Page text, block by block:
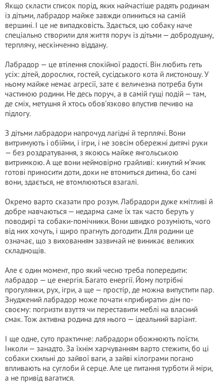
Якщо скласти список порід, яких найчастіше радять родинам
із дітьми, лабрадор майже завжди опиниться на самій
вершині. І це не випадковість. Здається, цю собаку наче
спеціально створили для життя поруч із дітьми — добродушну,
терплячу, нескінченно віддану.
Лабрадор — це втілення спокійної радості. Він любить геть
усіх: дітей, дорослих, гостей, сусідського кота й листоношу. У
ньому майже немає агресії, зате є величезна потреба бути
частиною родини. Не десь поруч, а в самій гущі подій — там,
де сміх, метушня й хтось обов’язково впустив печиво на
підлогу.
З дітьми лабрадори напрочуд лагідні й терплячі. Вони
витримують і обійми, і ігри, і не зовсім обережні дитячі руки
— без роздратування, з якоюсь майже янгольською
витримкою. А ще вони неймовірно грайливі: кинутий м’ячик
готові приносити доти, доки не втомиться дитина, бо самі
вони, здається, не втомлюються взагалі.
Окремо варто сказати про розум. Лабрадори дуже кмітливі й
добре навчаються — недарма саме їх так часто беруть у
поводирі та собаки-помічники. Вони швидко розуміють, чого
від них хочуть, і щиро прагнуть догодити. Для родини це
означає, що з вихованням зазвичай не виникає великих
складнощів.
Але є один момент, про який чесно треба попередити:
лабрадор — це енергія. Багато енергії. Йому потрібні
прогулянки, рух, ігри, а ще — простір, де можна випустити пар.
Знуджений лабрадор може почати «прибирати» дім по-
своєму: погризти взуття чи переставити меблі на власний
смак. Тож активна родина для нього — ідеальний варіант.
І ще одне, суто практичне: лабрадори обожнюють поїсти.
Інколи — занадто. За їхнім харчуванням варто стежити, бо ці
собаки схильні до зайвої ваги, а зайві кілограми погано
впливають на суглоби й серце. Але це питання турботи й міри,
а не привід вагатися.